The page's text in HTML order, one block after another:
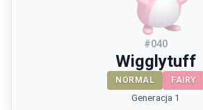
#040
Wigglytuff
NORMAL FAIRY
Generacja 1